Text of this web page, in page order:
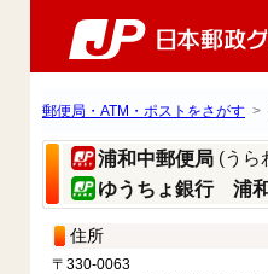
郵便局・ATM・ポストをさがす >
浦和中郵便局 (うら
ゆうちょ銀行 浦
住所
〒330-0063